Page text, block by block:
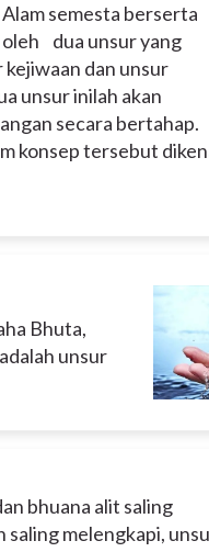
semesta berserta
dua unsur yang
dan unsur
unsur inilah akan
secara bertahap.
konsep tersebut
Bhuta,
unsur
bhuana alit saling
melengkapi,